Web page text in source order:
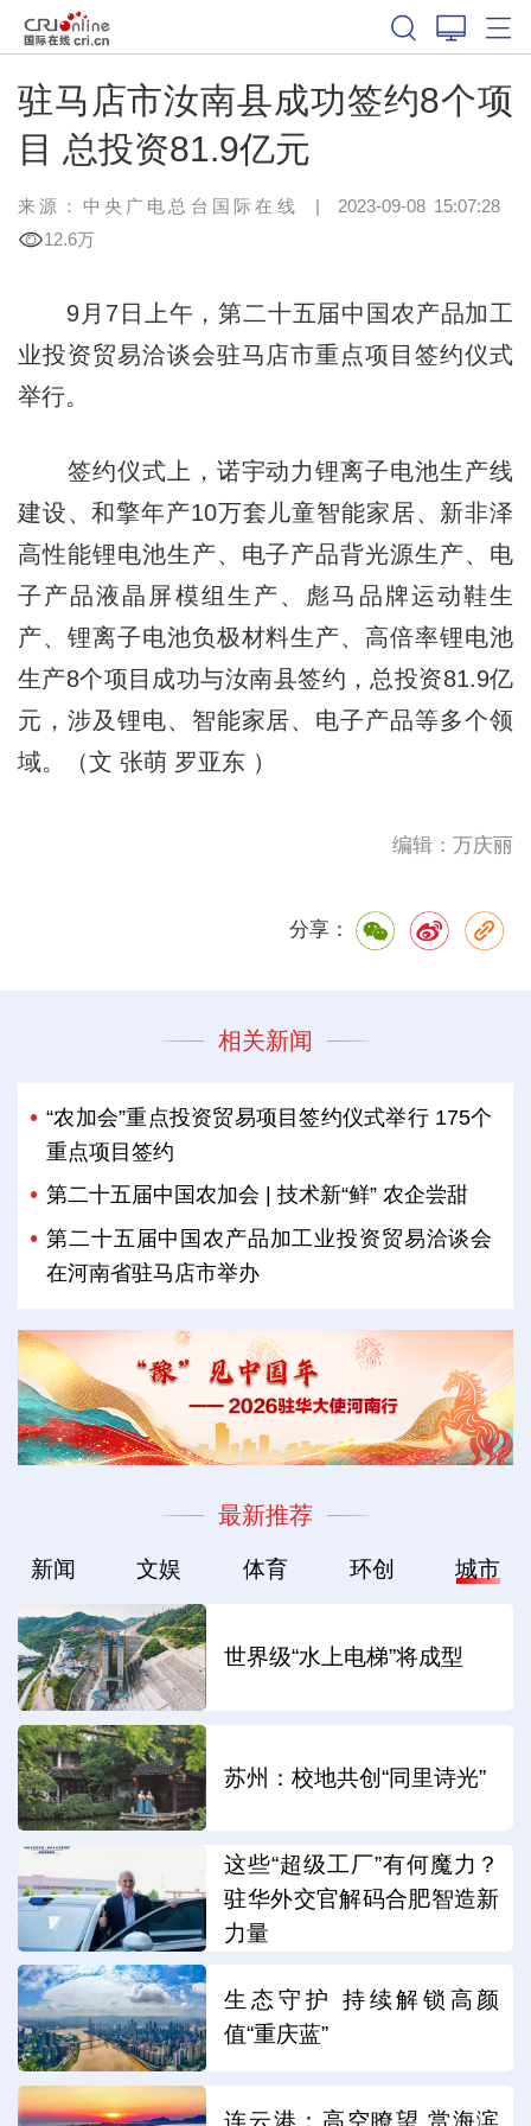
驻马店市汝南县成功签约8个项
目 总投资81.9亿元
来源：中央广电总台国际在线 | 2023-09-08 15:07:28
12.6万
9月7日上午，第二十五届中国农产品加工
业投资贸易洽谈会驻马店市重点项目签约仪式
举行。
签约仪式上，诺宇动力锂离子电池生产线
建设、和擎年产10万套儿童智能家居、新非泽
高性能锂电池生产、电子产品背光源生产、电
子产品液晶屏模组生产、彪马品牌运动鞋生
产、锂离子电池负极材料生产、高倍率锂电池
生产8个项目成功与汝南县签约，总投资81.9亿
元，涉及锂电、智能家居、电子产品等多个领
域。（文 张萌 罗亚东 ）
编辑：万庆丽
分享：
相关新闻
“农加会”重点投资贸易项目签约仪式举行 175个
重点项目签约
第二十五届中国农加会 | 技术新“鲜” 农企尝甜
第二十五届中国农产品加工业投资贸易洽谈会
在河南省驻马店市举办
最新推荐
新闻 文娱 体育 环创 城市
世界级“水上电梯”将成型
苏州：校地共创“同里诗光”
这些“超级工厂”有何魔力？
驻华外交官解码合肥智造新
力量
生态守护 持续解锁高颜
值“重庆蓝”
连云港：高空瞭望 赏海滨